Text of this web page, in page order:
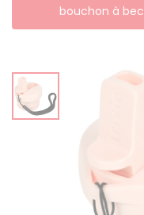
bouchon à bec